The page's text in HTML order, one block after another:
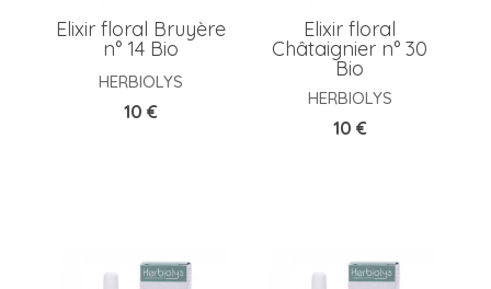
Elixir floral Bruyère
n° 14 Bio
HERBIOLYS
Prix
10 €
Elixir floral
Châtaignier n° 30
Bio
HERBIOLYS
Prix
10 €